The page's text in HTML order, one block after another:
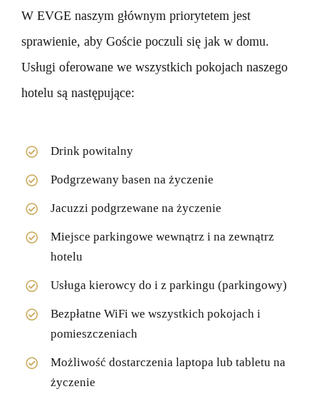
W EVGE naszym głównym priorytetem jest
sprawienie, aby Goście poczuli się jak w domu.
Usługi oferowane we wszystkich pokojach naszego
hotelu są następujące:
Drink powitalny
Podgrzewany basen na życzenie
Jacuzzi podgrzewane na życzenie
Miejsce parkingowe wewnątrz i na zewnątrz
hotelu
Usługa kierowcy do i z parkingu (parkingowy)
Bezpłatne WiFi we wszystkich pokojach i
pomieszczeniach
Możliwość dostarczenia laptopa lub tabletu na
życzenie